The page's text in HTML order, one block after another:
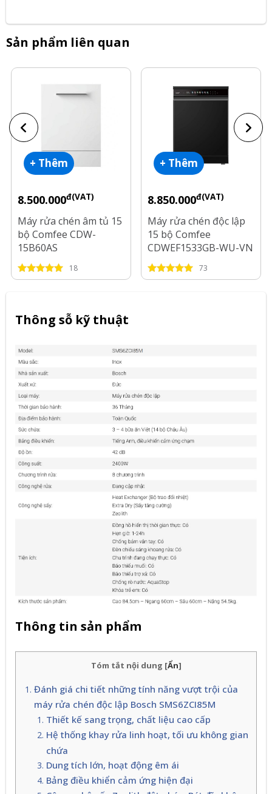
Sản phẩm liên quan
+ Thêm
8.500.000đ(VAT)
Máy rửa chén âm tủ 15
bộ Comfee CDW-
15B60AS
18
+ Thêm
8.850.000đ(VAT)
Máy rửa chén độc lập
15 bộ Comfee
CDWEF1533GB-WU-VN
73
Thông sỗ kỹ thuật
Thông tin sản phẩm
Tóm tắt nội dung [Ẩn]
Đánh giá chi tiết những tính năng vượt trội của
máy rửa chén độc lập Bosch SMS6ZCI85M
Thiết kế sang trọng, chất liệu cao cấp
Hệ thống khay rửa linh hoạt, tối ưu không gian
chứa
Dung tích lớn, hoạt động êm ái
Bảng điều khiển cảm ứng hiện đại